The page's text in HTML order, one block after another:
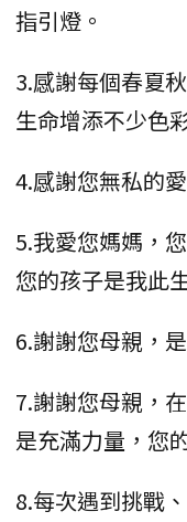
指引燈。
3.感謝每個春夏
生命增添不少色
4.感謝您無私的
5.我愛您媽媽，
您的孩子是我此
6.謝謝您母親，
7.謝謝您母親，
是充滿力量，您
8.每次遇到挑戰